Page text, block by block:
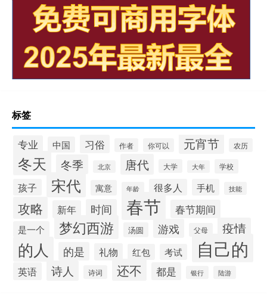
标签
专业 中国 习俗 作者 你可以 元宵节 农历
冬天 冬季 北京 唐代 大学 大年 学校
孩子 宋代 寓意 年龄 很多人 手机 技能
攻略 新年 时间 春节 春节期间
是一个 梦幻西游 汤圆 游戏 父母 疫情
的人 的是 礼物 红包 考试 自己的
英语 诗人 诗词 还不 都是 银行 陆游